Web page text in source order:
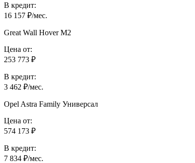
В кредит:
16 157 ₽/мес.
Great Wall Hover M2
Цена от:
253 773 ₽
В кредит:
3 462 ₽/мес.
Opel Astra Family Универсал
Цена от:
574 173 ₽
В кредит:
7 834 ₽/мес.